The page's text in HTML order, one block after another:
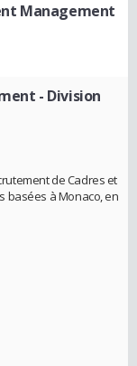
Management
- Division
de Cadres et
basées à Monaco, en